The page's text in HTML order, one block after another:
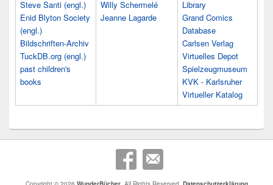
Steve Santi (engl.)
Enid Blyton Society
(engl.)
Bildschriften-Archiv
TuckDB.org (engl.)
past children's
books
Willy Schermelé
Jeanne Lagarde
Library
Grand Comics
Database
Carlsen Verlag
Virtuelles Depot
Spielzeugmuseum
KVK - Karlsruher
Virtueller Katalog